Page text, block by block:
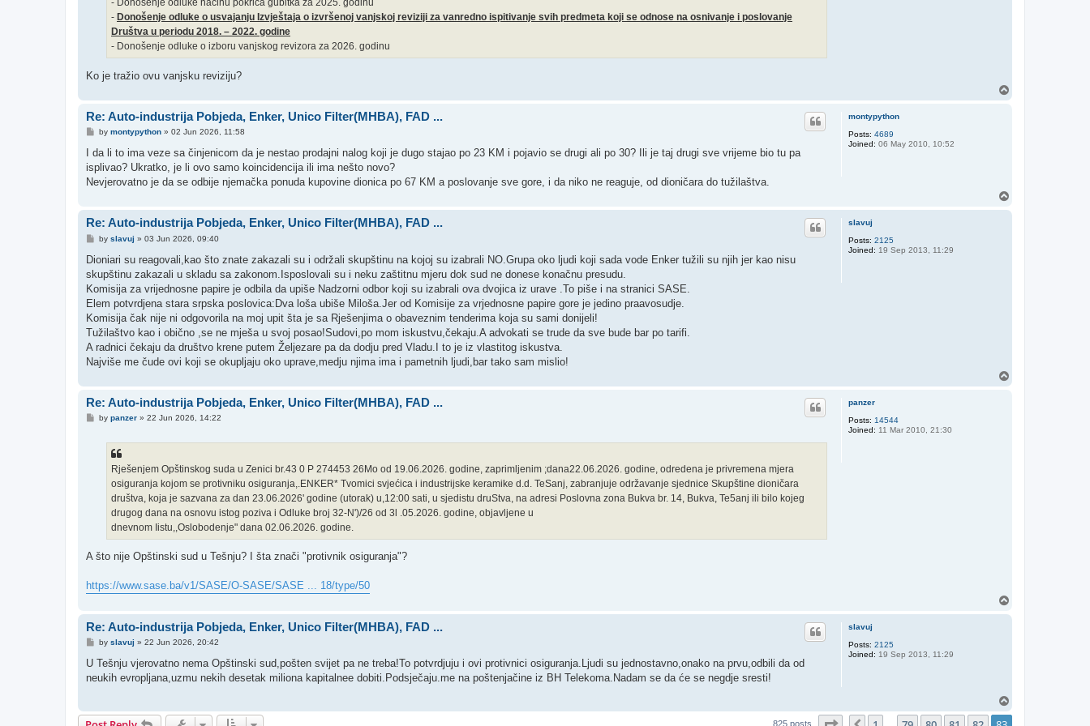
- Donošenje odluke načinu pokrića gubitka za 2025. godinu
- Donošenje odluke o usvajanju Izvještaja o izvršenoj vanjskoj reviziji za vanredno ispitivanje svih predmeta koji se odnose na osnivanje i poslovanje
Društva u periodu 2018. – 2022. godine
- Donošenje odluke o izboru vanjskog revizora za 2026. godinu
Ko je tražio ovu vanjsku reviziju?
montypython
Posts: 4689
Joined: 06 May 2010, 10:52
Re: Auto-industrija Pobjeda, Enker, Unico Filter(MHBA), FAD ...
P
s
by montypython» 02 Jun 2026, 11:58
I da li to ima veze sa činjenicom da je nestao prodajni nalog koji je dugo stajao po 23 KM i pojavio se drugi ali po 30? Ili je taj drugi sve vrijeme bio tu pa
isplivao? Ukratko, je li ovo samo koincidencija ili ima nešto novo?
Nevjerovatno je da se odbije njemačka ponuda kupovine dionica po 67 KM a poslovanje sve gore, i da niko ne reaguje, od dioničara do tužilaštva.
slavuj
Posts: 2125
Joined: 19 Sep 2013, 11:29
Re: Auto-industrija Pobjeda, Enker, Unico Filter(MHBA), FAD ...
P
s
by slavuj » 03 Jun 2026, 09:40
Dioniari su reagovali,kao što znate zakazali su i održali skupštinu na kojoj su izabrali NO.Grupa oko ljudi koji sada vode Enker tužili su njih jer kao nisu
skupštinu zakazali u skladu sa zakonom.Isposlovali su i neku zaštitnu mjeru dok sud ne donese konačnu presudu.
Komisija za vrijednosne papire je odbila da upiše Nadzorni odbor koji su izabrali ova dvojica iz urave .To piše i na stranici SASE.
Elem potvrdjena stara srpska poslovica:Dva loša ubiše Miloša.Jer od Komisije za vrjednosne papire gore je jedino praavosudje.
Komisija čak nije ni odgovorila na moj upit šta je sa Rješenjima o obaveznim tenderima koja su sami donijeli!
Tužilaštvo kao i obično ,se ne mješa u svoj posao!Sudovi,po mom iskustvu,čekaju.A advokati se trude da sve bude bar po tarifi.
A radnici čekaju da društvo krene putem Željezare pa da dodju pred Vladu.I to je iz vlastitog iskustva.
Najviše me čude ovi koji se okupljaju oko uprave,medju njima ima i pametnih ljudi,bar tako sam mislio!
panzer
Posts: 14544
Joined: 11 Mar 2010, 21:30
Re: Auto-industrija Pobjeda, Enker, Unico Filter(MHBA), FAD ...
Pby panzer» 22 Jun 2026, 14:22
Rješenjem Opštinskog suda u Zenici br.43 0 P 274453 26Mo od 19.06.2026. godine, zaprimljenim ;dana22.06.2026. godine, odredena je privremena mjera
osiguranja kojom se protivniku osiguranja,.ENKER* Tvomici svjećica i industrijske keramike d.d. TeSanj, zabranjuje održavanje sjednice Skupštine dioničara
društva, koja je sazvana za dan 23.06.2026' godine (utorak) u,12:00 sati, u sjedistu druStva, na adresi Poslovna zona Bukva br. 14, Bukva, Te5anj ili bilo kojeg
drugog dana na osnovu istog poziva i Odluke broj 32-N')/26 od 3l .05.2026. godine, objavljene u
dnevnom Iistu,,Oslobodenje" dana 02.06.2026. godine.
A što nije Opštinski sud u Tešnju? I šta znači "protivnik osiguranja"?
https://www.sase.ba/v1/SASE/O-SASE/SASE ... 18/type/50
slavuj
Posts: 2125
Joined: 19 Sep 2013, 11:29
Re: Auto-industrija Pobjeda, Enker, Unico Filter(MHBA), FAD ...
P
s
by slavuj » 22 Jun 2026, 20:42
U Tešnju vjerovatno nema Opštinski sud,pošten svijet pa ne treba!To potvrdjuju i ovi protivnici osiguranja.Ljudi su jednostavno,onako na prvu,odbili da od
neukih evropljana,uzmu nekih desetak miliona kapitalnee dobiti.Podsječaju.me na poštenjačine iz BH Telekoma.Nadam se da će se negdje sresti!
825 posts